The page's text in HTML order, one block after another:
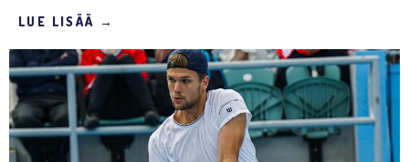
LUE LISÄÄ →